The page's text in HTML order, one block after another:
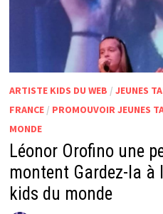
ARTISTE KIDS DU WEB / JEUNES
FRANCE/ PROMOUVOIR JEUNES
MONDE
Léonor Orofino une
montent Gardez-la à
kids du monde